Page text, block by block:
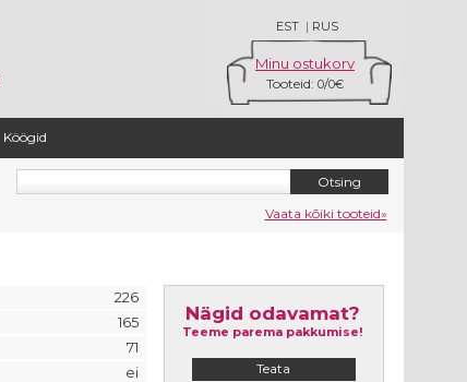
RUS
|
EST
Minu ostukorv
Tooteid: 0/0€
Köögid
Vaata kõiki tooteid»
226
165
71
ei
Nägid odavamat?
Teeme parema pakkumise!
Teata